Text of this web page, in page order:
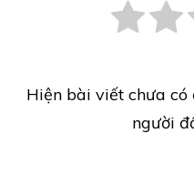
Hiện bài viết chưa
người